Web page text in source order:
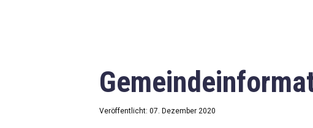
Veröffentlicht: 07. Dezember 2020